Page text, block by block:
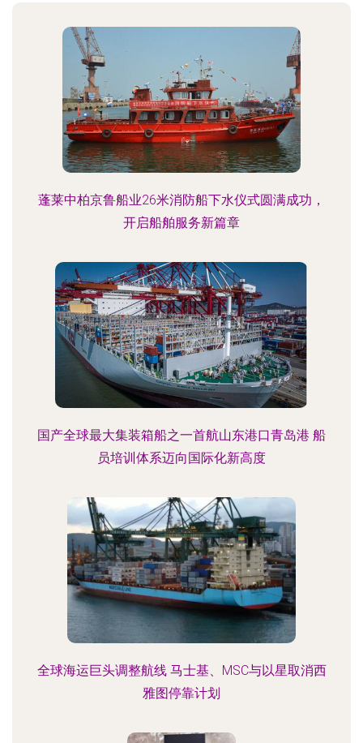
蓬莱中柏京鲁船业26米消防船下水仪式圆满成功，
开启船舶服务新篇章
国产全球最大集装箱船之一首航山东港口青岛港 船
员培训体系迈向国际化新高度
全球海运巨头调整航线 马士基、MSC与以星取消西
雅图停靠计划